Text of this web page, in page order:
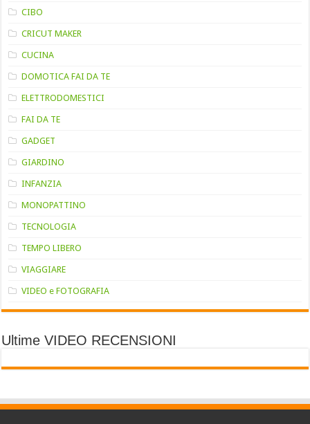
CIBO
CRICUT MAKER
CUCINA
DOMOTICA FAI DA TE
ELETTRODOMESTICI
FAI DA TE
GADGET
GIARDINO
INFANZIA
MONOPATTINO
TECNOLOGIA
TEMPO LIBERO
VIAGGIARE
VIDEO e FOTOGRAFIA
Ultime VIDEO RECENSIONI